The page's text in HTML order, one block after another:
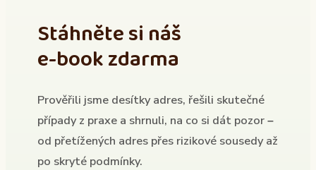
Stáhněte si náš
e-book zdarma
Prověřili jsme desítky adres, řešili skutečné
případy z praxe a shrnuli, na co si dát pozor –
od přetížených adres přes rizikové sousedy až
po skryté podmínky.